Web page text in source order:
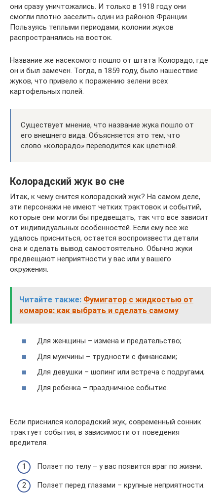
они сразу уничтожались. И только в 1918 году они
смогли плотно заселить один из районов Франции.
Пользуясь теплыми периодами, колонии жуков
распространялись на восток.
Название же насекомого пошло от штата Колорадо, где
он и был замечен. Тогда, в 1859 году, было нашествие
жуков, что привело к поражению зелени всех
картофельных полей.
Существует мнение, что название жука пошло от
его внешнего вида. Объясняется это тем, что
слово «колорадо» переводится как цветной.
Колорадский жук во сне
Итак, к чему снится колорадский жук? На самом деле,
эти персонажи не имеют четких трактовок и событий,
которые они могли бы предвещать, так что все зависит
от индивидуальных особенностей. Если ему все же
удалось присниться, остается воспроизвести детали
сна и сделать вывод самостоятельно. Обычно жуки
предвещают неприятности у вас или у вашего
окружения.
Читайте также: Фумигатор с жидкостью от
комаров: как выбрать и сделать самому
Для женщины – измена и предательство;
Для мужчины – трудности с финансами;
Для девушки – шопинг или встреча с подругами;
Для ребенка – праздничное событие.
Если приснился колорадский жук, современный сонник
трактует события, в зависимости от поведения
вредителя.
Ползет по телу – у вас появится враг по жизни.
Ползет перед глазами – крупные неприятности.